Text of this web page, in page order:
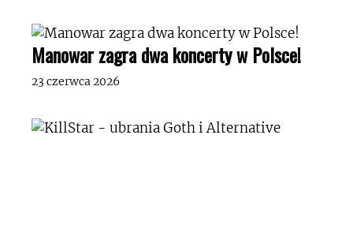
Manowar zagra dwa koncerty w Polsce!
23 czerwca 2026